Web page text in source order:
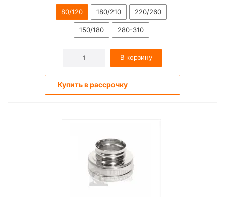
80/120 180/210 220/260
150/180 280-310
В корзину
Купить в рассрочку